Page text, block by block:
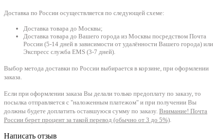
Доставка по России осуществляется по следующей схеме:
Доставка товара до Москвы;
Доставка товара до Вашего города из Москвы посредством Почта
России (5-14 дней в зависимости от удалённости Вашего города) или
Экспресс служба EMS (3-7 дней).
Выбор метода доставки по России выбирается в корзине, при оформлении
заказа.
Если при оформлении заказа Вы делали только предоплату по заказу, то
посылка отправляется с "наложенным платежом" и при получении Вы
должны будете доплатить оставшуюся сумму по заказу. Внимание! Почта
России берет процент за такой перевод (обычно от 3 до 5%).
Написать отзыв